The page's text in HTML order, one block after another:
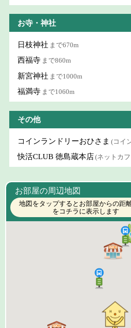
お寺・神社
日枝神社 まで670m
西福寺 まで860m
新宮神社 まで1000m
福満寺 まで1060m
その他
コインランドリーおひさま (コイ
快活CLUB 徳島蔵本店(ネットカ
お部屋の周辺地図
地図をタップするとお部屋からの距
をコチラに表示します